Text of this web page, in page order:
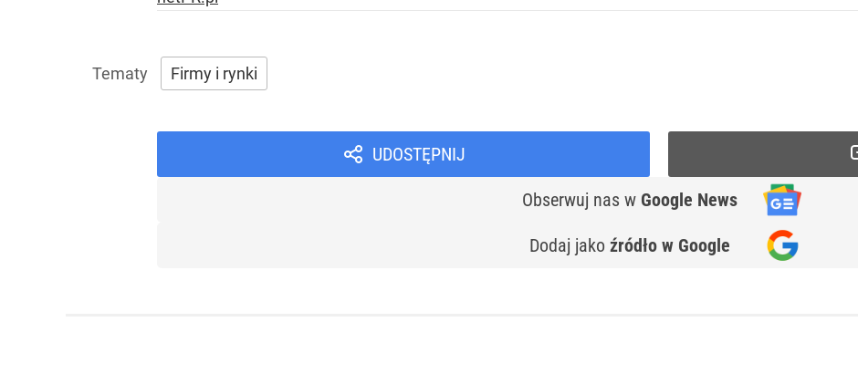
Firmy i rynki
UDOSTĘPNIJ
Obserwuj nas w Google News
Dodaj jako źródło w Google